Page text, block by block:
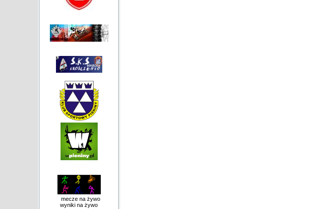
mecze na żywo
wyniki na żywo